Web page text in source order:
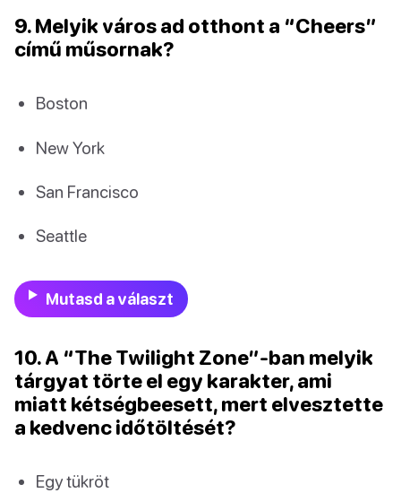
9. Melyik város ad otthont a “Cheers”
című műsornak?
Boston
New York
San Francisco
Seattle
Mutasd a választ
10. A “The Twilight Zone”-ban melyik
tárgyat törte el egy karakter, ami
miatt kétségbeesett, mert elvesztette
a kedvenc időtöltését?
Egy tükröt